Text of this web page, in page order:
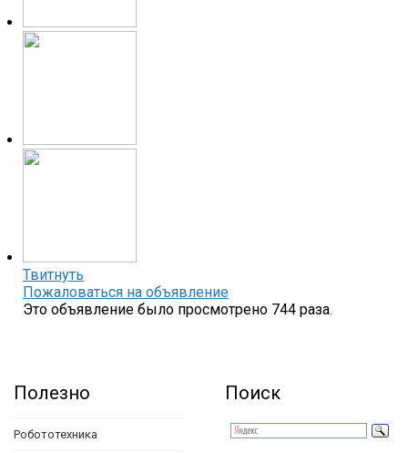
Твитнуть
Пожаловаться на объявление
Это объявление было просмотрено 744 раза.
Полезно
Робототехника
Поиск